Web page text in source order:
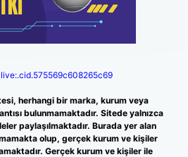
herhangi bir marka, kurum veya
bulunmamaktadır. Sitede yalnızca
paylaşılmaktadır. Burada yer alan
olup, gerçek kurum ve kişiler
Gerçek kurum ve kişiler ile